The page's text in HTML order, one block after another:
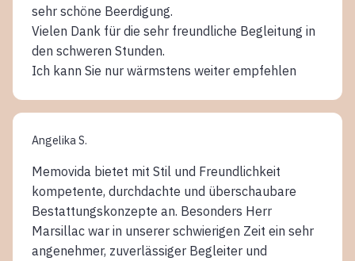
sehr schöne Beerdigung.
Vielen Dank für die sehr freundliche Begleitung in
den schweren Stunden.
Ich kann Sie nur wärmstens weiter empfehlen
Angelika S.
Memovida bietet mit Stil und Freundlichkeit
kompetente, durchdachte und überschaubare
Bestattungskonzepte an. Besonders Herr
Marsillac war in unserer schwierigen Zeit ein sehr
angenehmer, zuverlässiger Begleiter und